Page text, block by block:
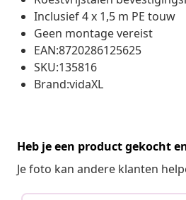
Inclusief 4 x 1,5 m PE touw
Geen montage vereist
EAN:8720286125625
SKU:135816
Brand:vidaXL
Heb je een product gekocht
Je foto kan andere klanten